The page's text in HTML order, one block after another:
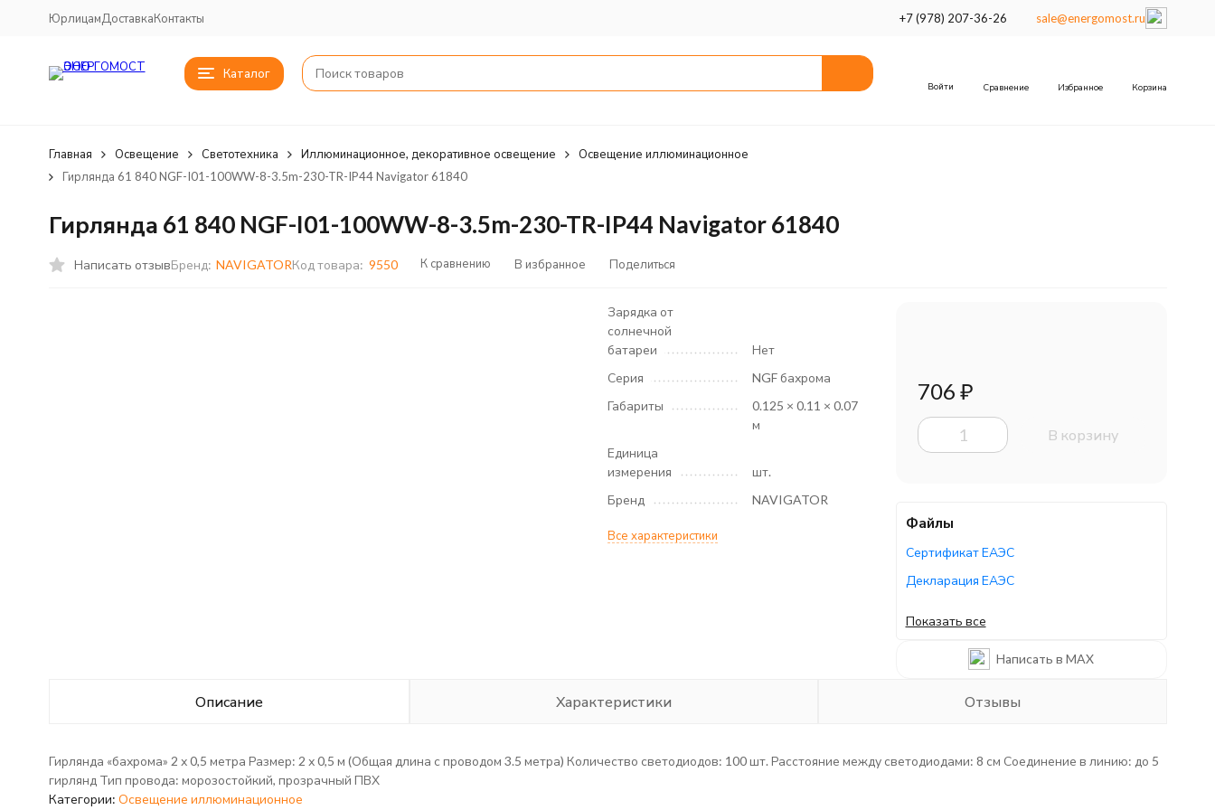
ЮрлицамДоставкаКонтакты +7 (978) 207-36-26 sale@energomost.ru
Каталог
Войти Сравнение Избранное Корзина
Главная Освещение Светотехника Иллюминационное, декоративное освещение
Освещение иллюминационное
Гирлянда 61 840 NGF-I01-100WW-8-3.5m-230-TR-IP44 Navigator 61840
Гирлянда 61 840 NGF-I01-100WW-8-3.5m-230-TR-IP44 Navigator 61840
Написать отзывБренд: NAVIGATORКод товара: 9550 К сравнению В избранное Поделиться
Зарядка от
солнечной
батареи
Нет
Серия
NGF бахрома
Габариты
0.125 × 0.11 × 0.07
м
Единица
измерения
шт.
Бренд
NAVIGATOR
Все характеристики
706 ₽
В корзину
Файлы
Сертификат ЕАЭС
Декларация ЕАЭС
Руководство по эксплуатации
Показать все
Написать в MAX
Описание Характеристики Отзывы
Гирлянда «бахрома» 2 х 0,5 метра Размер: 2 х 0,5 м (Общая длина с проводом 3.5 метра) Количество светодиодов: 100 шт. Расстояние между светодиодами: 8 см Соединение в линию: до 5
гирлянд Тип провода: морозостойкий, прозрачный ПВХ
Категории: Освещение иллюминационное